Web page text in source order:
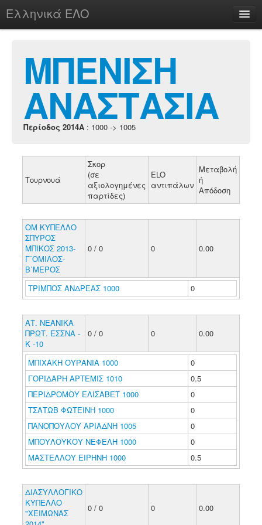
Ελληνικά ΕΛΟ
chesstu.be @ discord
Login
ΜΠΕΝΙΣΗ
ΑΝΑΣΤΑΣΙΑ
Περίοδος 2014A : 1000 -> 1005
Τουρνουά
Σκορ
(σε
αξιολογημένες
παρτίδες)
ELO
αντιπάλων
Μεταβολή
ή
Απόδοση
ΟΜ ΚΥΠΕΛΛΟ
ΣΠΥΡΟΣ
ΜΠΙΚΟΣ 2013-
Γ΄ΟΜΙΛΟΣ-
Β΄ΜΕΡΟΣ
0 / 0 0 0.00
ΤΡΙΜΠΟΣ ΑΝΔΡΕΑΣ 1000 0
ΑΤ. ΝΕΑΝΙΚΑ
ΠΡΩΤ. ΕΣΣΝΑ -
Κ -10
0 / 0 0 0.00
ΜΠΙΧΑΚΗ ΟΥΡΑΝΙΑ 1000
0
ΓΟΡΙΔΑΡΗ ΑΡΤΕΜΙΣ 1010
0.5
ΠΕΡΙΔΡΟΜΟΥ ΕΛΙΣΑΒΕΤ 1000
0
ΤΣΑΤΩΒ ΦΩΤΕΙΝΗ 1000
0
ΠΑΝΟΠΟΥΛΟΥ ΑΡΙΑΔΝΗ 1005
0
ΜΠΟΥΛΟΥΚΟΥ ΝΕΦΕΛΗ 1000
0
ΜΑΣΤΕΛΛΟΥ ΕΙΡΗΝΗ 1000
0.5
ΔΙΑΣΥΛΛΟΓΙΚΟ
ΚΥΠΕΛΛΟ
"ΧΕΙΜΩΝΑΣ
0 / 0 0 0.00